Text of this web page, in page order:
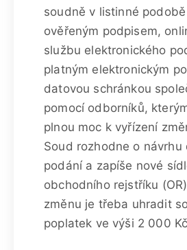
soudně v listinné
ověřeným podpisem,
službu elektronického
platným elektronickým
datovou schránkou
pomocí odborníků,
plnou moc k vyřízení
Soud rozhodne o návrhu
podání a zapíše nové
obchodního rejstříku
změnu je třeba uhradit
poplatek ve výši 2 000